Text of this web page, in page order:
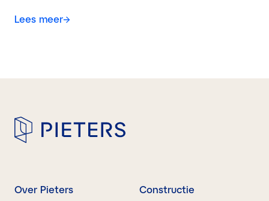
Lees meer
Over Pieters
Constructie